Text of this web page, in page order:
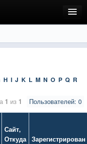
H I J K L M N O P Q R
Пользователей: 0
1 из 1
Сайт,
Откуда Зарегистрирован